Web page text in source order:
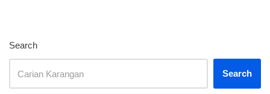
Search
Search